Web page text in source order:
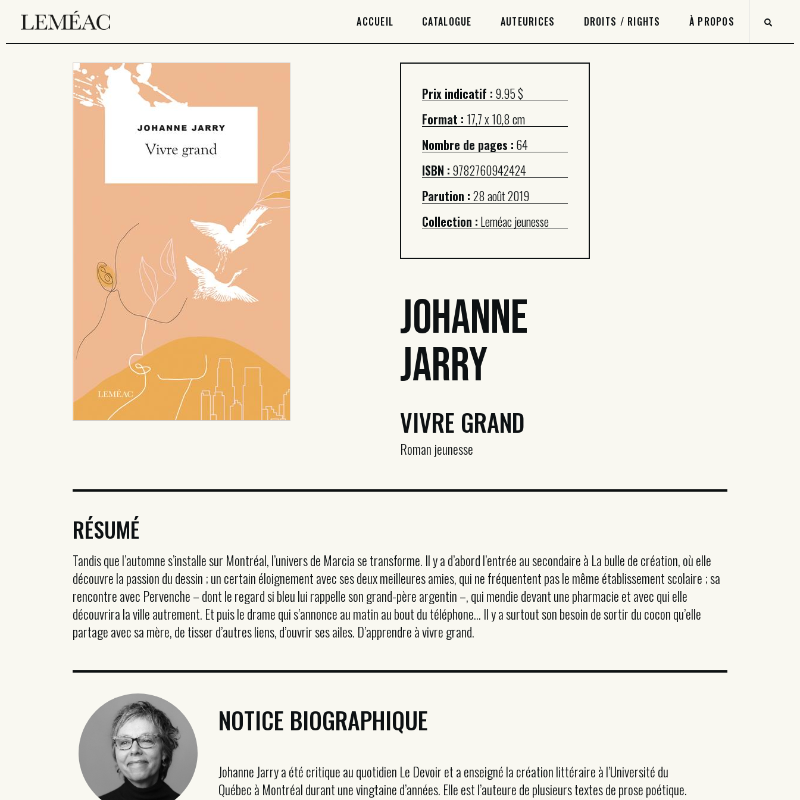
ACCUEIL CATALOGUE AUTEURICES DROITS / RIGHTS À PROPOS
CATALOGUE
À PROPOS
Prix indicatif : 9.95 $
Format : 17,7 x 10,8 cm
Nombre de pages : 64
ISBN : 9782760942424
Parution : 28 août 2019
Collection : Leméac jeunesse
Johanne
Jarry
VIVRE GRAND
Roman jeunesse
RÉSUMÉ
Tandis que l’automne s’installe sur Montréal, l’univers de Marcia se transforme. Il y a d’abord l’entrée au secondaire à La bulle de création, où elle
découvre la passion du dessin ; un certain éloignement avec ses deux meilleures amies, qui ne fréquentent pas le même établissement scolaire ; sa
rencontre avec Pervenche – dont le regard si bleu lui rappelle son grand-père argentin –, qui mendie devant une pharmacie et avec qui elle
découvrira la ville autrement. Et puis le drame qui s’annonce au matin au bout du téléphone… Il y a surtout son besoin de sortir du cocon qu’elle
partage avec sa mère, de tisser d’autres liens, d’ouvrir ses ailes. D’apprendre à vivre grand.
NOTICE BIOGRAPHIQUE
Johanne Jarry a été critique au quotidien Le Devoir et a enseigné la création littéraire à l’Université du
Québec à Montréal durant une vingtaine d’années. Elle est l’auteure de plusieurs textes de prose poétique.